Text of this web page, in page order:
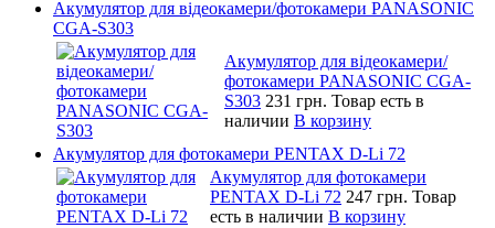
Акумулятор для відеокамери/фотокамери PANASONIC
CGA-S303
Акумулятор для відеокамери/
фотокамери PANASONIC CGA-
S303 231 грн. Товар есть в
наличии В корзину
Акумулятор для фотокамери PENTAX D-Li 72
Акумулятор для фотокамери
PENTAX D-Li 72 247 грн. Товар
есть в наличии В корзину